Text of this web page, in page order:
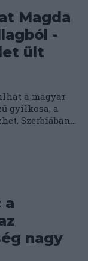
Magda
-
ült
a magyar
gyilkosa, a
Szerbiában...
a
nagy